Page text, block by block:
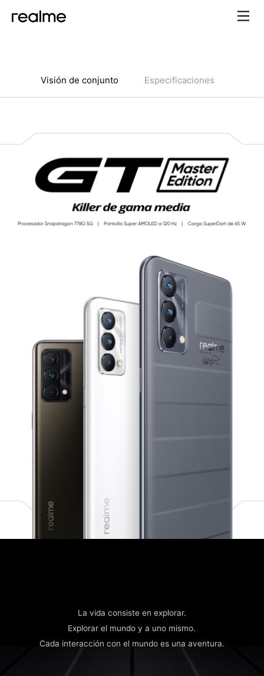
Visión de conjunto Especificaciones
La vida consiste en explorar.
Explorar el mundo y a uno mismo.
Cada interacción con el mundo es una aventura.